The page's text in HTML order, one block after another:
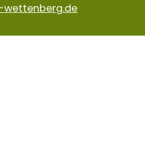
wettenberg.de